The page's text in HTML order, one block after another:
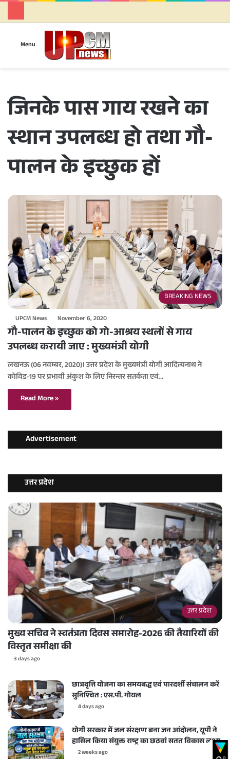
Menu
जिनके पास गाय रखने का
स्थान उपलब्ध हो तथा गौ-
पालन के इच्छुक हों
BREAKING NEWS
UPCM News November 6, 2020
गौ-पालन के इच्छुक को गो-आश्रय स्थलों से गाय
उपलब्ध करायी जाए : मुख्यमंत्री योगी
लखनऊ (06 नवम्बर, 2020)। उत्तर प्रदेश के मुख्यमंत्री योगी आदित्यनाथ ने
कोविड-19 पर प्रभावी अंकुश के लिए निरन्तर सतर्कता एवं…
Read More »
Advertisement
उत्तर प्रदेश
उत्तर प्रदेश
मुख्य सचिव ने स्वतंत्रता दिवस समारोह-2026 की तैयारियों की
विस्तृत समीक्षा की
3 days ago
छात्रवृत्ति योजना का समयबद्ध एवं पारदर्शी संचालन करें
सुनिश्चित : एस.पी. गोयल
4 days ago
योगी सरकार में जल संरक्षण बना जन आंदोलन, यूपी ने
हासिल किया संयुक्त राष्ट्र का छठवां सतत विकास लक्ष्य
2 weeks ago